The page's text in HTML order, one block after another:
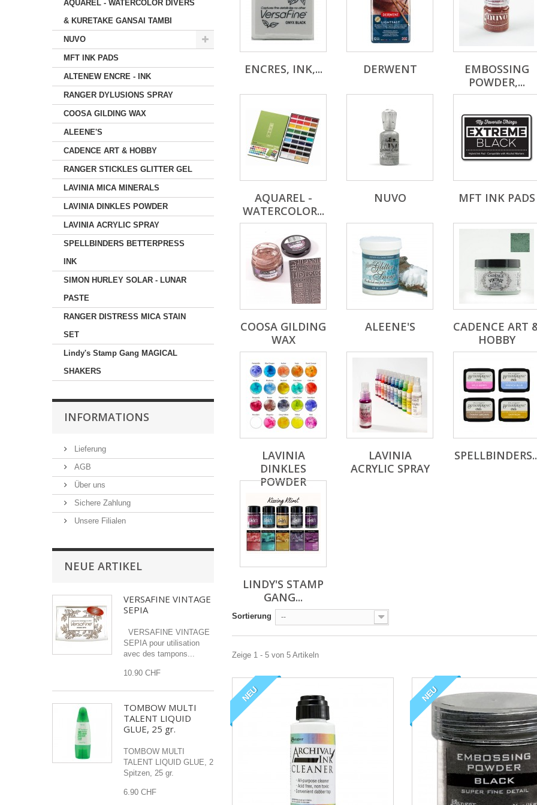
AQUAREL - WATERCOLOR DIVERS
& KURETAKE GANSAI TAMBI
NUVO
MFT INK PADS
ALTENEW ENCRE - INK
RANGER DYLUSIONS SPRAY
COOSA GILDING WAX
ALEENE'S
CADENCE ART & HOBBY
RANGER STICKLES GLITTER GEL
LAVINIA MICA MINERALS
LAVINIA DINKLES POWDER
LAVINIA ACRYLIC SPRAY
SPELLBINDERS BETTERPRESS
INK
SIMON HURLEY SOLAR - LUNAR
PASTE
RANGER DISTRESS MICA STAIN
SET
Lindy's Stamp Gang MAGICAL
SHAKERS
INFORMATIONS
Lieferung
AGB
Über uns
Sichere Zahlung
Unsere Filialen
NEUE ARTIKEL
VERSAFINE VINTAGE
SEPIA
VERSAFINE VINTAGE
SEPIA pour utilisation
avec des tampons...
10.90 CHF
TOMBOW MULTI
TALENT LIQUID
GLUE, 25 gr.
TOMBOW MULTI
TALENT LIQUID GLUE, 2
Spitzen, 25 gr.
6.90 CHF
ENCRES, INK,... DERWENT
EMBOSSING
POWDER,...
AQUAREL -
WATERCOLOR...
NUVO MFT INK PADS
COOSA GILDING
WAX
ALEENE'S
CADENCE ART
HOBBY
LAVINIA
DINKLES
POWDER
LAVINIA
ACRYLIC SPRAY
LINDY'S STAMP
GANG...
Sortierung --
Zeige 1 - 5 von 5 Artikeln
NEU NEU